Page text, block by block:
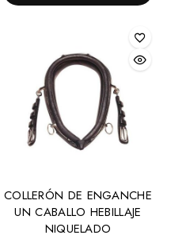
COLLERÓN DE ENGANCHE
UN CABALLO HEBILLAJE
NIQUELADO